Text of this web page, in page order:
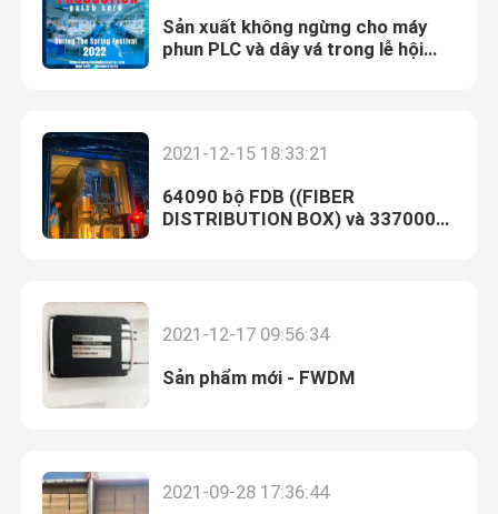
Sản xuất không ngừng cho máy
phun PLC và dây vá trong lễ hội
2021-12-15 18:33:21
64090 bộ FDB ((FIBER
DISTRIBUTION BOX) và 337000
2021-12-17 09:56:34
Sản phẩm mới - FWDM
2021-09-28 17:36:44